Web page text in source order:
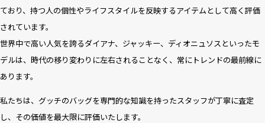
ており、持つ人の個性やライフスタイルを反映するアイテムとして高く評価
されています。
世界中で高い人気を誇るダイアナ、ジャッキー、ディオニュソスといったモ
デルは、時代の移り変わりに左右されることなく、常にトレンドの最前線に
あります。
私たちは、グッチのバッグを専門的な知識を持ったスタッフが丁寧に査定
し、その価値を最大限に評価いたします。